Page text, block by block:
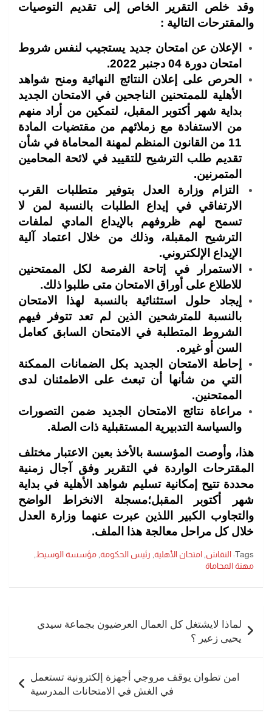
وقد خلص التقرير الخاص إلى تقديم التوصيات
والمقترحات التالية :
الإعلان عن امتحان جديد يستجيب لنفس شروط
امتحان دورة 04 دجنبر 2022.
الحرص على إعلان النتائج النهائية ومنح شواهد
الأهلية للممتحنين الناجحين في الامتحان
الجديد
بداية شهر أكتوبر المقبل، لتمكين من أراد منهم
من الاستفادة مع زملائهم من مقتضيات المادة
11 من القانون المنظم لمهنة المحاماة في شأن
تقديم طلب الترشيح للتقييد في لائحة المحامين
المتمرنين.
التزام وزارة العدل بتوفير متطلبات القرب
الارتفاقي في إيداع الطلبات بالنسبة لمن لا
تسمح لهم ظروفهم بالإيداع المادي لملفات
الترشيح المقبلة، وذلك من خلال اعتماد آلية
الإيداع الإلكتروني.
الاستمرار في إتاحة الفرصة لكل الممتحنين
للاطلاع على أوراق الامتحان متى طلبوا ذلك.
إيجاد حلول استثنائية بالنسبة لهذا الامتحان
بالنسبة للمترشحين الذين لم تعد تتوفر فيهم
الشروط المتطلبة في الامتحان السابق كعامل
السن أو غيره.
إحاطة الامتحان الجديد بكل الضمانات الممكنة
التي من شأنها أن تبعث على الاطمئنان لدى
الممتحنين.
مراعاة نتائج الامتحان الجديد ضمن التصورات
والسياسة التدبيرية المستقبلية ذات الصلة.
هذا، وأوصت المؤسسة بالأخذ بعين الاعتبار مختلف
المقترحات الواردة في التقرير وفق
آجال زمنية
محددة تتيح إمكانية تسليم شواهد الأهلية في بداية
شهر أكتوبر المقبل؛مسجلة الانخراط الواضح
والتجاوب الكبير اللذين عبرت عنهما وزارة العدل
خلال كل مراحل معالجة هذا الملف.
Tags: النقاش, امتحان الأهلية, رئيس الحكومة, مؤسسة الوسيط,
مهنة المحاماة
المقالاتلماذا لايشتغل كل العمال العرضيون بجماعة سيدي
يحيى زعير ؟
امن تطوان يوقف مروجي أجهزة إلكترونية تستعمل
في الغش في الامتحانات المدرسية